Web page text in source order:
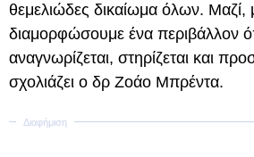
θεμελιώδες δικαίωμα όλων.
διαμορφώσουμε ένα περιβάλλον
αναγνωρίζεται, στηρίζεται και
σχολιάζει ο δρ Ζοάο Μπρέντα.